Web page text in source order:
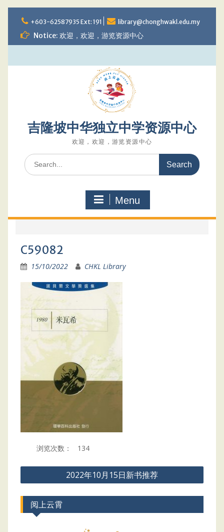
to
content
+603-62587935 Ext: 191 library@chonghwakl.edu.my
Notice: 欢迎，欢迎，游览资源中心
吉隆坡中华独立中学资源中心
欢迎，欢迎，游览资源中心
Search
for:
Menu
C59082
15/10/2022 CHKL Library
浏览次数： 134
Post
navigation
2022年10月15日新书推荐
阅上云霄